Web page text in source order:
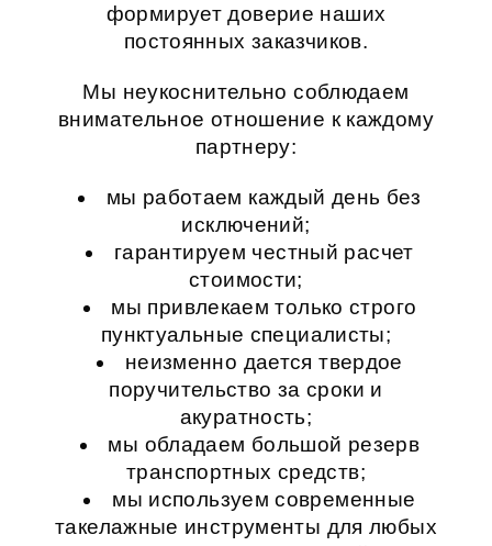
формирует доверие наших
постоянных заказчиков.
Мы неукоснительно соблюдаем
внимательное отношение к каждому
партнеру:
мы работаем каждый день без
исключений;
гарантируем честный расчет
стоимости;
мы привлекаем только строго
пунктуальные специалисты;
неизменно дается твердое
поручительство за сроки и
акуратность;
мы обладаем большой резерв
транспортных средств;
мы используем современные
такелажные инструменты для любых